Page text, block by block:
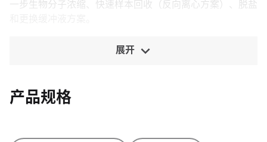
一步生物分子浓缩、快速样本回收（反向离心方案）、脱盐
展开
产品规格